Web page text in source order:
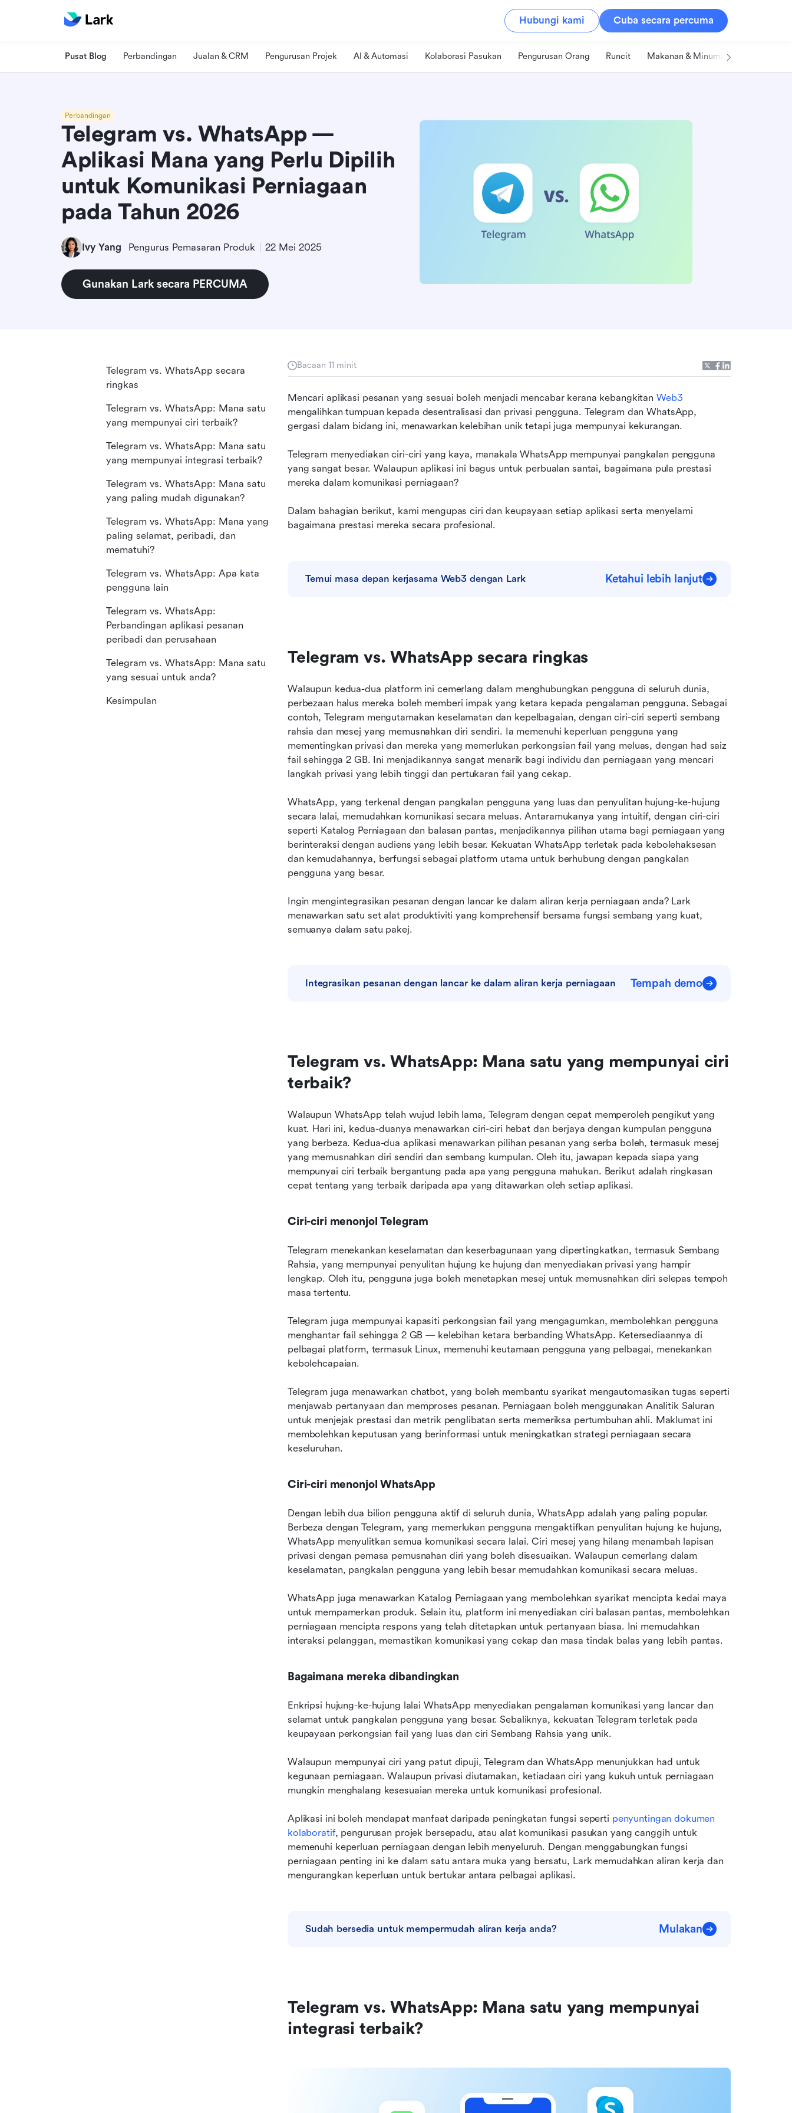
Hubungi kami Cuba secara percuma
Pusat Blog Perbandingan Jualan & CRM Pengurusan Projek AI & Automasi Kolaborasi Pasukan Pengurusan Orang Runcit Makanan & Minuman
Perbandingan
Telegram vs. WhatsApp —
Aplikasi Mana yang Perlu Dipilih
untuk Komunikasi Perniagaan
pada Tahun 2026
Ivy Yang Pengurus Pemasaran Produk 22 Mei 2025
Gunakan Lark secara PERCUMA
Bacaan 11 minit
Mencari aplikasi pesanan yang sesuai boleh menjadi mencabar kerana kebangkitan Web3
mengalihkan tumpuan kepada desentralisasi dan privasi pengguna. Telegram dan WhatsApp,
gergasi dalam bidang ini, menawarkan kelebihan unik tetapi juga mempunyai kekurangan.
Telegram menyediakan ciri-ciri yang kaya, manakala WhatsApp mempunyai pangkalan pengguna
yang sangat besar. Walaupun aplikasi ini bagus untuk perbualan santai, bagaimana pula prestasi
mereka dalam komunikasi perniagaan?
Dalam bahagian berikut, kami mengupas ciri dan keupayaan setiap aplikasi serta menyelami
bagaimana prestasi mereka secara profesional.
Temui masa depan kerjasama Web3 dengan Lark Ketahui lebih lanjut
Telegram vs. WhatsApp secara ringkas
Walaupun kedua-dua platform ini cemerlang dalam menghubungkan pengguna di seluruh dunia,
perbezaan halus mereka boleh memberi impak yang ketara kepada pengalaman pengguna. Sebagai
contoh, Telegram mengutamakan keselamatan dan kepelbagaian, dengan ciri-ciri seperti sembang
rahsia dan mesej yang memusnahkan diri sendiri. Ia memenuhi keperluan pengguna yang
mementingkan privasi dan mereka yang memerlukan perkongsian fail yang meluas, dengan had saiz
fail sehingga 2 GB. Ini menjadikannya sangat menarik bagi individu dan perniagaan yang mencari
langkah privasi yang lebih tinggi dan pertukaran fail yang cekap.
WhatsApp, yang terkenal dengan pangkalan pengguna yang luas dan penyulitan hujung-ke-hujung
secara lalai, memudahkan komunikasi secara meluas. Antaramukanya yang intuitif, dengan ciri-ciri
seperti Katalog Perniagaan dan balasan pantas, menjadikannya pilihan utama bagi perniagaan yang
berinteraksi dengan audiens yang lebih besar. Kekuatan WhatsApp terletak pada kebolehaksesan
dan kemudahannya, berfungsi sebagai platform utama untuk berhubung dengan pangkalan
pengguna yang besar.
Ingin mengintegrasikan pesanan dengan lancar ke dalam aliran kerja perniagaan anda? Lark
menawarkan satu set alat produktiviti yang komprehensif bersama fungsi sembang yang kuat,
semuanya dalam satu pakej.
Integrasikan pesanan dengan lancar ke dalam aliran kerja perniagaan Tempah demo
Telegram vs. WhatsApp: Mana satu yang mempunyai ciri
terbaik?
Walaupun WhatsApp telah wujud lebih lama, Telegram dengan cepat memperoleh pengikut yang
kuat. Hari ini, kedua-duanya menawarkan ciri-ciri hebat dan berjaya dengan kumpulan pengguna
yang berbeza. Kedua-dua aplikasi menawarkan pilihan pesanan yang serba boleh, termasuk mesej
yang memusnahkan diri sendiri dan sembang kumpulan. Oleh itu, jawapan kepada siapa yang
mempunyai ciri terbaik bergantung pada apa yang pengguna mahukan. Berikut adalah ringkasan
cepat tentang yang terbaik daripada apa yang ditawarkan oleh setiap aplikasi.
Ciri-ciri menonjol Telegram
Telegram menekankan keselamatan dan keserbagunaan yang dipertingkatkan, termasuk Sembang
Rahsia, yang mempunyai penyulitan hujung ke hujung dan menyediakan privasi yang hampir
lengkap. Oleh itu, pengguna juga boleh menetapkan mesej untuk memusnahkan diri selepas tempoh
masa tertentu.
Telegram juga mempunyai kapasiti perkongsian fail yang mengagumkan, membolehkan pengguna
menghantar fail sehingga 2 GB — kelebihan ketara berbanding WhatsApp. Ketersediaannya di
pelbagai platform, termasuk Linux, memenuhi keutamaan pengguna yang pelbagai, menekankan
kebolehcapaian.
Telegram juga menawarkan chatbot, yang boleh membantu syarikat mengautomasikan tugas seperti
menjawab pertanyaan dan memproses pesanan. Perniagaan boleh menggunakan Analitik Saluran
untuk menjejak prestasi dan metrik penglibatan serta memeriksa pertumbuhan ahli. Maklumat ini
membolehkan keputusan yang berinformasi untuk meningkatkan strategi perniagaan secara
keseluruhan.
Ciri-ciri menonjol WhatsApp
Dengan lebih dua bilion pengguna aktif di seluruh dunia, WhatsApp adalah yang paling popular.
Berbeza dengan Telegram, yang memerlukan pengguna mengaktifkan penyulitan hujung ke hujung,
WhatsApp menyulitkan semua komunikasi secara lalai. Ciri mesej yang hilang menambah lapisan
privasi dengan pemasa pemusnahan diri yang boleh disesuaikan. Walaupun cemerlang dalam
keselamatan, pangkalan pengguna yang lebih besar memudahkan komunikasi secara meluas.
WhatsApp juga menawarkan Katalog Perniagaan yang membolehkan syarikat mencipta kedai maya
untuk mempamerkan produk. Selain itu, platform ini menyediakan ciri balasan pantas, membolehkan
perniagaan mencipta respons yang telah ditetapkan untuk pertanyaan biasa. Ini memudahkan
interaksi pelanggan, memastikan komunikasi yang cekap dan masa tindak balas yang lebih pantas.
Bagaimana mereka dibandingkan
Enkripsi hujung-ke-hujung lalai WhatsApp menyediakan pengalaman komunikasi yang lancar dan
selamat untuk pangkalan pengguna yang besar. Sebaliknya, kekuatan Telegram terletak pada
keupayaan perkongsian fail yang luas dan ciri Sembang Rahsia yang unik.
Walaupun mempunyai ciri yang patut dipuji, Telegram dan WhatsApp menunjukkan had untuk
kegunaan perniagaan. Walaupun privasi diutamakan, ketiadaan ciri yang kukuh untuk perniagaan
mungkin menghalang kesesuaian mereka untuk komunikasi profesional.
Aplikasi ini boleh mendapat manfaat daripada peningkatan fungsi seperti penyuntingan dokumen
kolaboratif, pengurusan projek bersepadu, atau alat komunikasi pasukan yang canggih untuk
memenuhi keperluan perniagaan dengan lebih menyeluruh. Dengan menggabungkan fungsi
perniagaan penting ini ke dalam satu antara muka yang bersatu, Lark memudahkan aliran kerja dan
mengurangkan keperluan untuk bertukar antara pelbagai aplikasi.
Sudah bersedia untuk mempermudah aliran kerja anda? Mulakan
Telegram vs. WhatsApp: Mana satu yang mempunyai
integrasi terbaik?
Telegram vs. WhatsApp secara
ringkas
Telegram vs. WhatsApp: Mana satu
yang mempunyai ciri terbaik?
Telegram vs. WhatsApp: Mana satu
yang mempunyai integrasi terbaik?
Telegram vs. WhatsApp: Mana satu
yang paling mudah digunakan?
Telegram vs. WhatsApp: Mana yang
paling selamat, peribadi, dan
mematuhi?
Telegram vs. WhatsApp: Apa kata
pengguna lain
Telegram vs. WhatsApp:
Perbandingan aplikasi pesanan
peribadi dan perusahaan
Telegram vs. WhatsApp: Mana satu
yang sesuai untuk anda?
Kesimpulan